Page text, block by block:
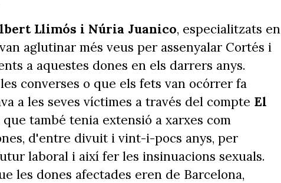
Llimós i Núria Juanico, especialitzats en
aglutinar més veus per assenyalar Cortés i
a aquestes dones en els darrers anys.
converses o que els fets van ocórrer fa
a les seves víctimes a través del compte El
també tenia extensió a xarxes com
d'entre divuit i vint-i-pocs anys, per
laboral i així fer les insinuacions sexuals.
les dones afectades eren de Barcelona,